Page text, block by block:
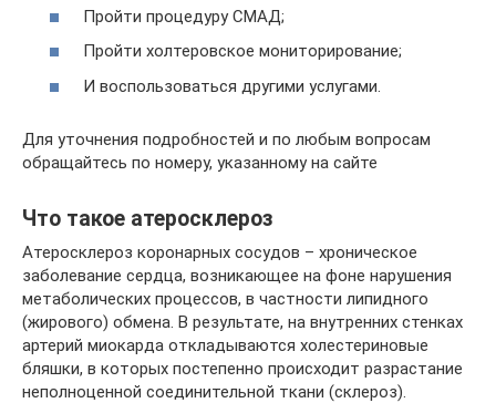
Пройти процедуру СМАД;
Пройти холтеровское мониторирование;
И воспользоваться другими услугами.
Для уточнения подробностей и по любым вопросам
обращайтесь по номеру, указанному на сайте
Что такое атеросклероз
Атеросклероз коронарных сосудов – хроническое
заболевание сердца, возникающее на фоне нарушения
метаболических процессов, в частности липидного
(жирового) обмена. В результате, на внутренних стенках
артерий миокарда откладываются холестериновые
бляшки, в которых постепенно происходит разрастание
неполноценной соединительной ткани (склероз).